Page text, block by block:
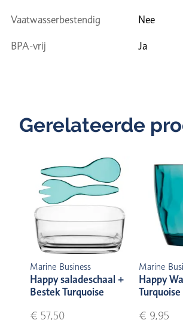
Vaatwasserbestendig Nee
BPA-vrij Ja
Gerelateerde
Marine Business
Happy saladeschaal +
Bestek Turquoise
€ 57,50
Marine
Happy
Turquoise
€ 9,95